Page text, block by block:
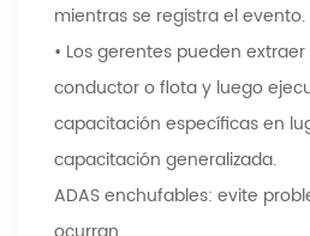
mientras se registra el evento.
• Los gerentes pueden
conductor o flota y luego
capacitación específicas en
capacitación generalizada.
ADAS enchufables: evite